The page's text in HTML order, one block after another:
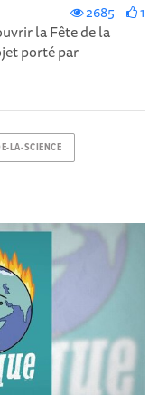
2685 1
la Fête de la
porté par
LA-SCIENCE